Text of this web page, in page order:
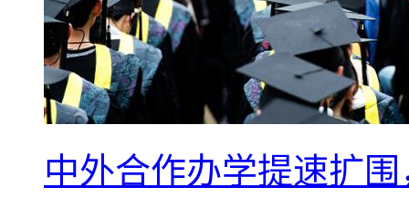
中外合作办学提速扩